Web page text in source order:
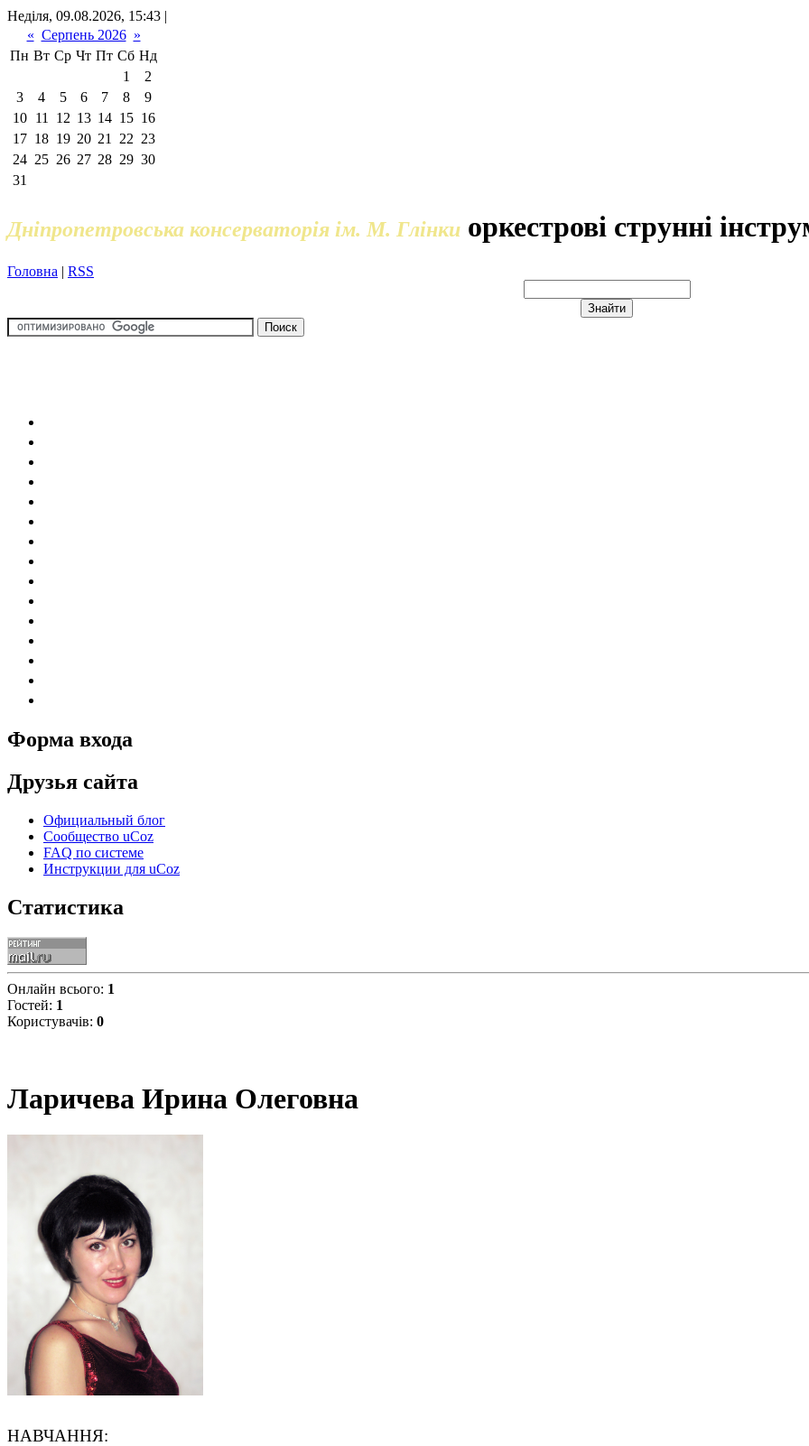
Неділя, 09.08.2026, 15:43 |
« Серпень 2026 »
Пн Вт Ср Чт Пт Сб Нд
1
2
3
4 5 6 7 8
9
10
11 12 13 14 15 16
17 18 19 20 21 22 23
24 25 26 27 28 29 30
31
Дніпропетровська консерваторія ім. М. Глінки оркестрові струнні
Головна | RSS
Форма входа
Друзья сайта
Официальный блог
Сообщество uCoz
FAQ по системе
Инструкции для uCoz
Статистика
Онлайн всього: 1
Гостей: 1
Користувачів: 0
Ларичева Ирина Олеговна
НАВЧАННЯ: